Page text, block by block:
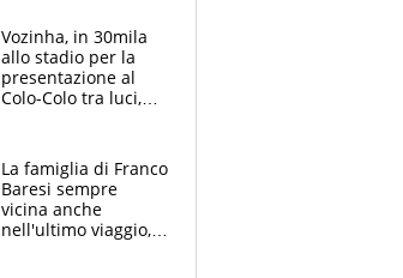
Vozinha, in 30mila
allo stadio per la
presentazione al
Colo-Colo tra luci,
La famiglia di Franco
Baresi sempre
vicina anche
nell'ultimo viaggio,